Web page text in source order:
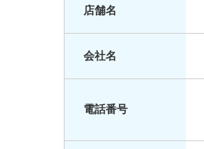
店舗名
会社名
電話番号